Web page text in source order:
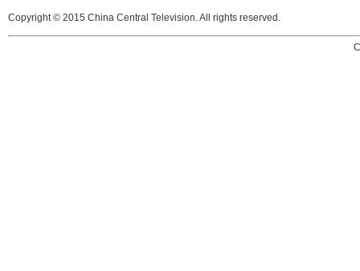
Copyright © 2015 China Central Television. All rights reserved.